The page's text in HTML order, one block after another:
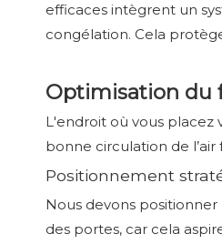
efficaces intègrent un
congélation. Cela
Optimisation du
L'endroit où vous placez
bonne circulation de
Positionnement
Nous devons positionner
des portes, car cela